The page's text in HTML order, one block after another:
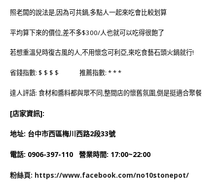
照老闆的說法是,因為可共鍋,多點人一起來吃會比較划算
平均算下來的價位,差不多$300/人也就可以吃得很飽了
若想重溫兒時復古風的人,不用懷念可利亞,來吃食藝石頭火鍋就行!
省錢指數: $ $ $ $ 推薦指數: * * *
達人評語: 食材和醬料都與眾不同,整間店的懷舊氛圍,倒是挺適合聚餐
[店家資訊]:
地址: 台中市西區梅川西路2段33號
電話: 0906-397-110 營業時間: 17:00~22:00
粉絲頁: https://www.facebook.com/no10stonepot/